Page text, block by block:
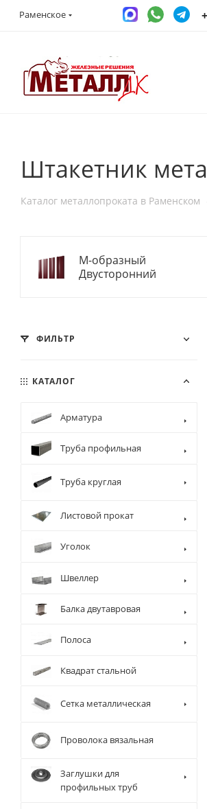
Раменское
Штакетник
Каталог металлопроката в Раменском
М-образный
Двусторонний
ФИЛЬТР
КАТАЛОГ
Арматура
Труба профильная
Труба круглая
Листовой прокат
Уголок
Швеллер
Балка двутавровая
Полоса
Квадрат стальной
Сетка металлическая
Проволока вязальная
Заглушки для
профильных труб